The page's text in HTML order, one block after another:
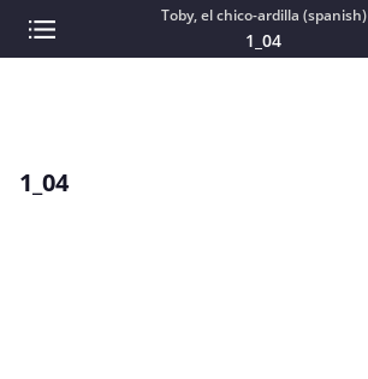
Toby, el chico-ardilla (spanish)
1_04
1_04